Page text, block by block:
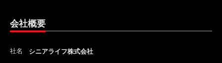
会社概要
社名 シニアライフ株式会社